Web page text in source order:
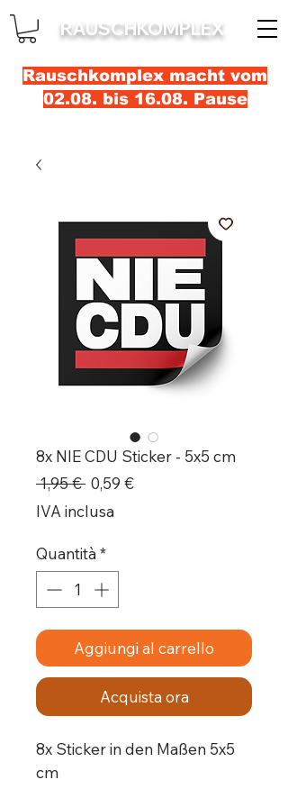
RAUSCHKOMPLEX
Rauschkomplex macht vom
02.08. bis 16.08. Pause
8x NIE CDU Sticker - 5x5 cm
1,95 € Prezzo
regolare
0,59 €Prezzo
IVA inclusa
Quantità *
Aggiungi al carrello
Acquista ora
8x Sticker in den Maßen 5x5
cm